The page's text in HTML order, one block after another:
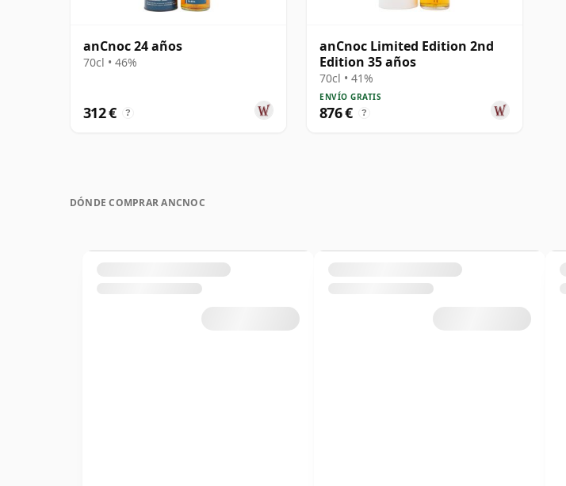
anCnoc 24 años
70cl • 46%
312 € ?
anCnoc Limited Edition 2nd
Edition 35 años
70cl • 41%
ENVÍO GRATIS
876 € ?
DÓNDE COMPRAR ANCNOC